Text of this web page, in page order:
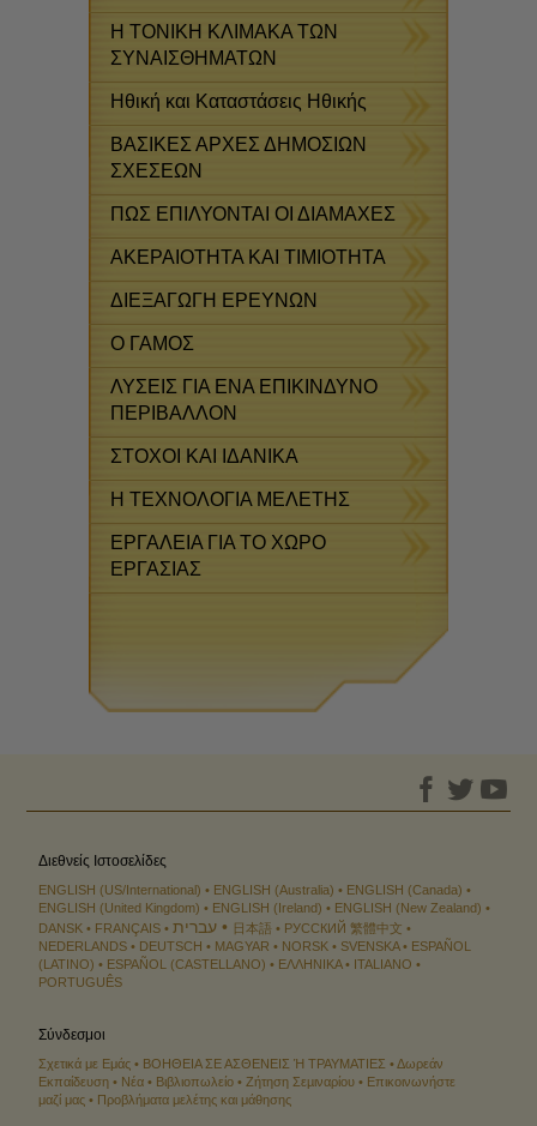
Η ΤΟΝΙΚΗ ΚΛΙΜΑΚΑ ΤΩΝ
ΣΥΝΑΙΣΘΗΜΑΤΩΝ
Ηθική και Καταστάσεις Ηθικής
ΒΑΣΙΚΕΣ ΑΡΧΕΣ ΔΗΜΟΣΙΩΝ
ΣΧΕΣΕΩΝ
ΠΩΣ ΕΠΙΛΥΟΝΤΑΙ ΟΙ ΔΙΑΜΑΧΕΣ
ΑΚΕΡΑΙΟΤΗΤΑ ΚΑΙ ΤΙΜΙΟΤΗΤΑ
ΔΙΕΞΑΓΩΓΗ ΕΡΕΥΝΩΝ
Ο ΓΑΜΟΣ
ΛΥΣΕΙΣ ΓΙΑ ΕΝΑ ΕΠΙΚΙΝΔΥΝΟ
ΠΕΡΙΒΑΛΛΟΝ
ΣΤΟΧΟΙ ΚΑΙ ΙΔΑΝΙΚΑ
Η ΤΕΧΝΟΛΟΓΙΑ ΜΕΛΕΤΗΣ
ΕΡΓΑΛΕΙΑ ΓΙΑ ΤΟ ΧΩΡΟ
ΕΡΓΑΣΙΑΣ
Διεθνείς Ιστοσελίδες
ENGLISH (US/International) ENGLISH (Australia)
ENGLISH (Canada)
ENGLISH (United Kingdom)
ENGLISH (Ireland)
ENGLISH (New Zealand)
DANSK
FRANÇAIS עברית 日本語 РУССКИЙ 繁體中文
NEDERLANDS
DEUTSCH MAGYAR NORSK SVENSKA
ESPAÑOL
(LATINO)
ESPAÑOL (CASTELLANO) ΕΛΛΗΝΙΚA
ITALIANO
PORTUGUÊS
Σύνδεσμοι
Σχετικά με Εμάς ΒΟΗΘΕΙΑ ΣΕ ΑΣΘΕΝΕΙΣ Ή ΤΡΑΥΜΑΤΙΕΣ Δωρεάν
Εκπαίδευση
Νέα Βιβλιοπωλείο Ζήτηση Σεµιναρίου
Επικοινωνήστε
μαζί μας
Προβλήματα μελέτης και μάθησης